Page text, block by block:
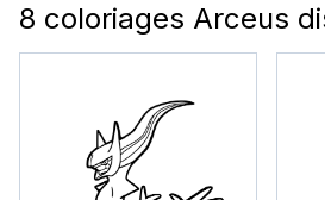
8 coloriages Arceus